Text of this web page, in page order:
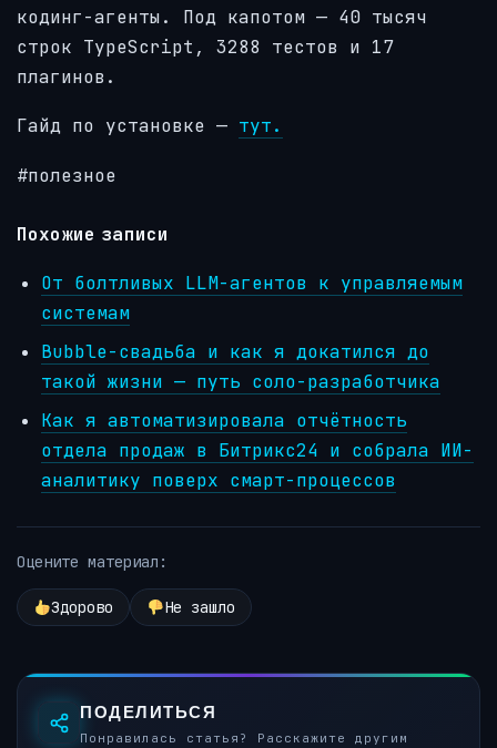
кодинг-агенты. Под капотом — 40 тысяч
строк TypeScript, 3288 тестов и 17
плагинов.
Гайд по установке — тут.
#полезное
Похожие записи
От болтливых LLM-агентов к управляемым
системам
Bubble-свадьба и как я докатился до
такой жизни — путь соло-разработчика
Как я автоматизировала отчётность
отдела продаж в Битрикс24 и собрала ИИ-
аналитику поверх смарт-процессов
Оцените материал:
Здорово Не зашло
ПОДЕЛИТЬСЯ
Понравилась статья? Расскажите другим